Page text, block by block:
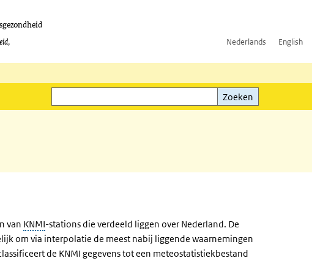
Nederlands English
Zoeken
Zoeken
van KNMI-stations die verdeeld liggen over Nederland. De
om via interpolatie de meest nabij liggende waarnemingen
de KNMI gegevens tot een meteostatistiekbestand